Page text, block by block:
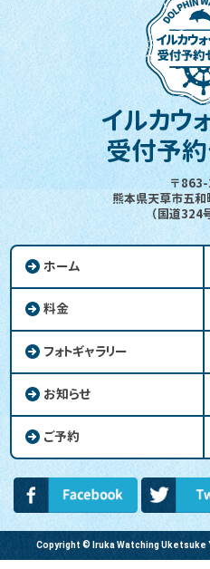
イルカウ
受付予
〒
熊本県天草市五
（国道324
ホーム
料金
フォトギャラリー
お知らせ
ご予約
Copyright © Iruka Watching Uketsuke